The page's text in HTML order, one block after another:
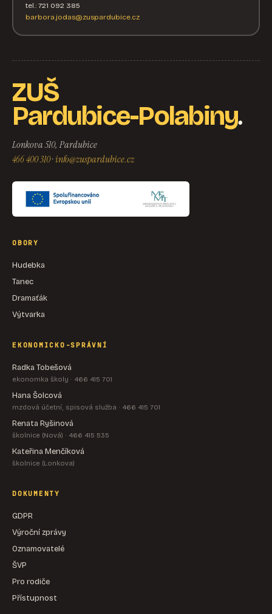
tel.: 721 092 385
barbora.jodas@zuspardubice.cz
ZUŠ
Pardubice-Polabiny.
Lonkova 510, Pardubice
466 400 310·info@zuspardubice.cz
OBORY
Hudebka
Tanec
Dramaťák
Výtvarka
EKONOMICKO-SPRÁVNÍ
Radka Tobešová
ekonomka školy · 466 415 701
Hana Šolcová
mzdová účetní, spisová služba · 466 415 701
Renata Ryšinová
školnice (Nová) · 466 415 535
Kateřina Menčíková
školnice (Lonkova)
DOKUMENTY
GDPR
Výroční zprávy
Oznamovatelé
ŠVP
Pro rodiče
Přístupnost